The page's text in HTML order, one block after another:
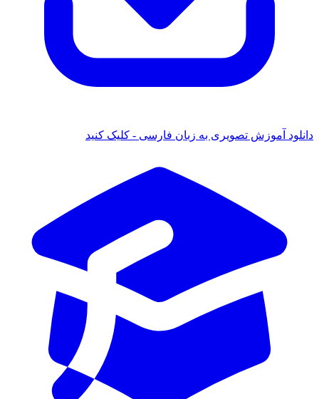
آموزش تصویری به زبان فارسی - کلیک کنید